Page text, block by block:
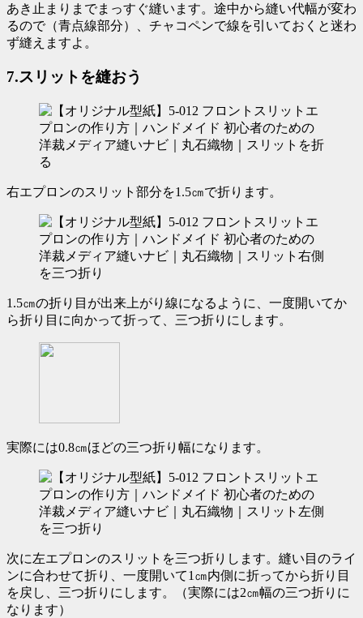
あき止まりまでまっすぐ縫います。途中から縫い代幅が変わ
るので（青点線部分）、チャコペンで線を引いておくと迷わ
ず縫えますよ。
7.スリットを縫おう
右エプロンのスリット部分を1.5㎝で折ります。
1.5㎝の折り目が出来上がり線になるように、一度開いてか
ら折り目に向かって折って、三つ折りにします。
実際には0.8㎝ほどの三つ折り幅になります。
次に左エプロンのスリットを三つ折りします。縫い目のライ
ンに合わせて折り、一度開いて1㎝内側に折ってから折り目
を戻し、三つ折りにします。（実際には2㎝幅の三つ折りに
なります）